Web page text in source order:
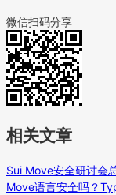
微信扫码分享
相关文章
Sui Move安全研讨会
Move语言安全吗？